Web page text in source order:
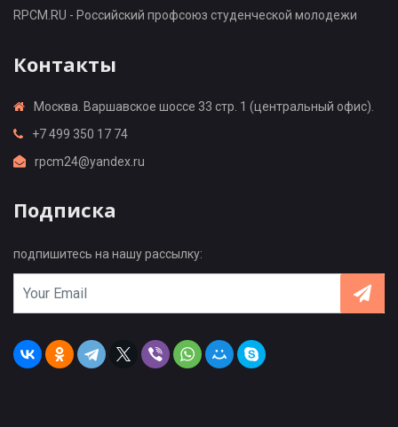
RPCM.RU - Российский профсоюз студенческой молодежи
Контакты
Москва. Варшавское шоссе 33 стр. 1 (центральный офис).
+7 499 350 17 74
rpcm24@yandex.ru
Подписка
подпишитесь на нашу рассылку: